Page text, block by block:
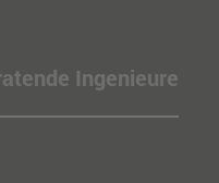
Ingenieure